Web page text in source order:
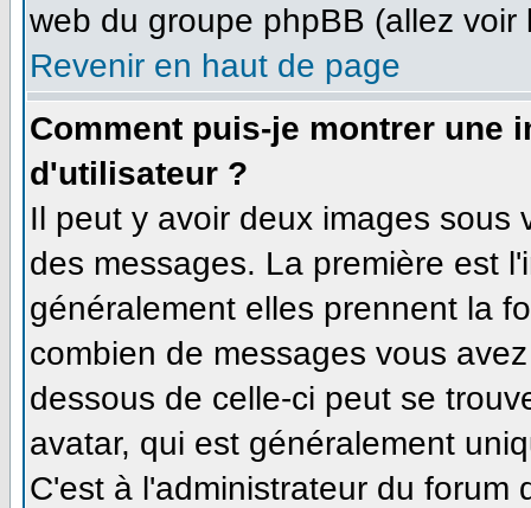
web du groupe phpBB (allez
Revenir en haut de page
Comment puis-je montrer une
d'utilisateur ?
Il peut y avoir deux images sous
des messages. La première est
généralement elles prennent la
combien de messages vous
dessous de celle-ci peut se
avatar, qui est généralement
C'est à l'administrateur du forum